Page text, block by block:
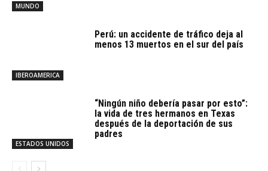
MUNDO
IBEROAMERICA
Perú: un accidente de tráfico deja al
menos 13 muertos en el sur del país
ESTADOS UNIDOS
“Ningún niño debería pasar por esto”:
la vida de tres hermanos en Texas
después de la deportación de sus
padres